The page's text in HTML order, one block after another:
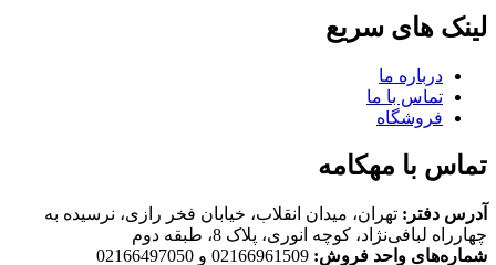
لینک های سریع
درباره ما
تماس با ما
فروشگاه
تماس با مهکامه
آدرس دفتر: تهران، میدان انقلاب، خیابان فخر رازی، نرسیده به
چهارراه لبافی‌نژاد، کوچه انوری، پلاک 8، طبقه دوم
شماره‌های واحد فروش: 02166961509 و 02166497050